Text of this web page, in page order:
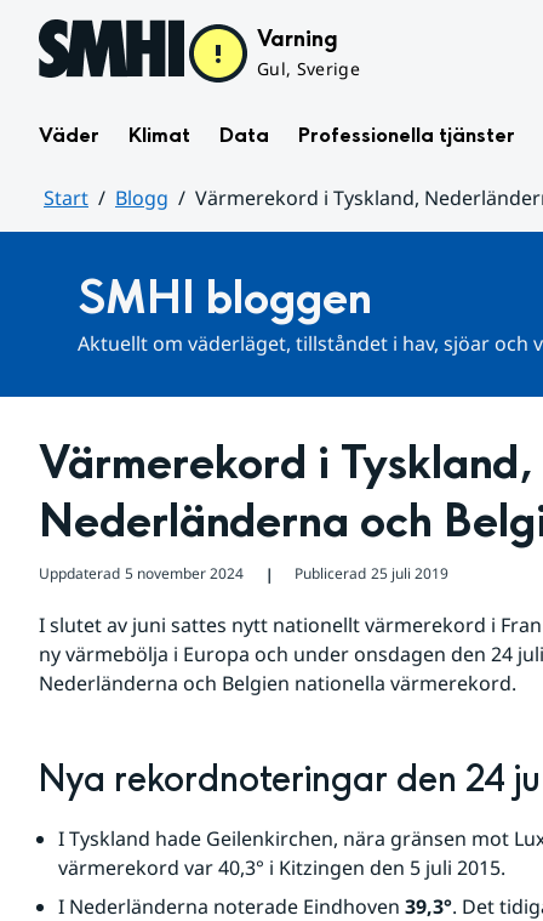
Hoppa till sidans innehåll Varning
Gul, Sverige
Väder Klimat Data Professionella tjänster
Start Blogg
Värmerekord i Tyskland,
SMHI bloggen
Aktuellt om väderläget, tillståndet i hav, sjöar och
Värmerekord i Tyskland,
Nederländerna och
Uppdaterad 5 november 2024 ❘ Publicerad 25 juli 2019
I slutet av juni sattes nytt nationellt värmerekord i
ny värmebölja i Europa och under onsdagen den 24
Nederländerna och Belgien nationella värmerekord.
Nya rekordnoteringar den 24
I Tyskland hade Geilenkirchen, nära gränsen mot
värmerekord var 40,3° i Kitzingen den 5 juli 2015.
I Nederländerna noterade Eindhoven 39,3°. Det